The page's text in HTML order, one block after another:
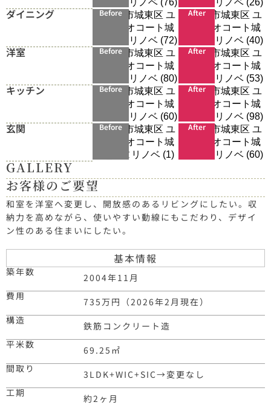
ダイニング Before After
洋室 Before After
キッチン Before After
玄関 Before After
GALLERY
お客様のご要望
和室を洋室へ変更し、開放感のあるリビングにしたい。収
納力を高めながら、使いやすい動線にもこだわり、デザイ
ン性のある住まいにしたい。
基本情報
築年数
2004年11月
費用
735万円（2026年2月現在）
構造
鉄筋コンクリート造
平米数
69.25 ㎡
間取り
3LDK+WIC+SIC→変更なし
工期
約2ヶ月